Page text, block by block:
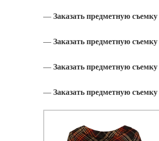
— Заказать предметную съемку
— Заказать предметную съемку
— Заказать предметную съемку
— Заказать предметную съемку